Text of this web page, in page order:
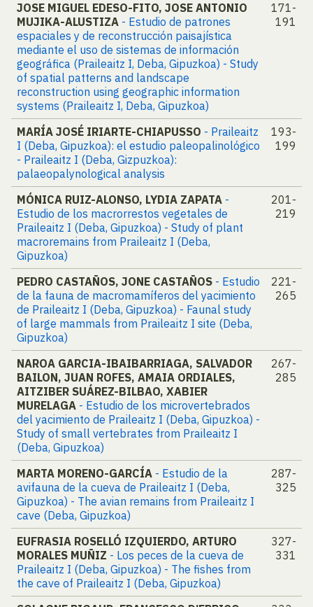
JOSE MIGUEL EDESO-FITO, JOSE ANTONIO
MUJIKA-ALUSTIZA - Estudio de patrones
espaciales y de reconstrucción paisajística
mediante el uso de sistemas de información
geográfica (Praileaitz I, Deba, Gipuzkoa) - Study
of spatial patterns and landscape
reconstruction using geographic information
systems (Praileaitz I, Deba, Gipuzkoa)
171-
191
MARÍA JOSÉ IRIARTE-CHIAPUSSO - Praileaitz
I (Deba, Gipuzkoa): el estudio paleopalinológico
- Praileaitz I (Deba, Gizpuzkoa):
palaeopalynological analysis
193-
199
MÓNICA RUIZ-ALONSO, LYDIA ZAPATA -
Estudio de los macrorrestos vegetales de
Praileaitz I (Deba, Gipuzkoa) - Study of plant
macroremains from Praileaitz I (Deba,
Gipuzkoa)
201-
219
PEDRO CASTAÑOS, JONE CASTAÑOS - Estudio
de la fauna de macromamíferos del yacimiento
de Praileaitz I (Deba, Gipuzkoa) - Faunal study
of large mammals from Praileaitz I site (Deba,
Gipuzkoa)
221-
265
NAROA GARCIA-IBAIBARRIAGA, SALVADOR
BAILON, JUAN ROFES, AMAIA ORDIALES,
AITZIBER SUÁREZ-BILBAO, XABIER
MURELAGA - Estudio de los microvertebrados
del yacimiento de Praileaitz I (Deba, Gipuzkoa) -
Study of small vertebrates from Praileaitz I
(Deba, Gipuzkoa)
267-
285
MARTA MORENO-GARCÍA - Estudio de la
avifauna de la cueva de Praileaitz I (Deba,
Gipuzkoa) - The avian remains from Praileaitz I
cave (Deba, Gipuzkoa)
287-
325
EUFRASIA ROSELLÓ IZQUIERDO, ARTURO
MORALES MUÑIZ - Los peces de la cueva de
Praileaitz I (Deba, Gipuzkoa) - The fishes from
the cave of Praileaitz I (Deba, Gipuzkoa)
327-
331